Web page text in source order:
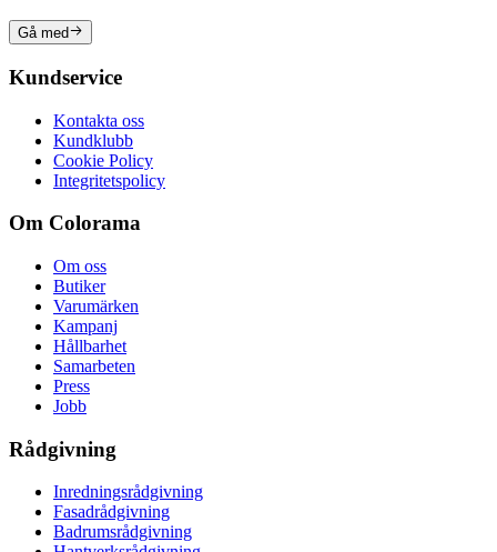
Gå med
Kundservice
Kontakta oss
Kundklubb
Cookie Policy
Integritetspolicy
Om Colorama
Om oss
Butiker
Varumärken
Kampanj
Hållbarhet
Samarbeten
Press
Jobb
Rådgivning
Inredningsrådgivning
Fasadrådgivning
Badrumsrådgivning